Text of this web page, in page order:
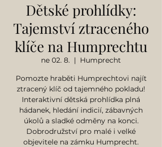
Dětské prohlídky:
Tajemství ztraceného
klíče na Humprechtu
ne 02. 8.
  |
Humprecht
Pomozte hraběti Humprechtovi najít
ztracený klíč od tajemného pokladu!
Interaktivní dětská prohlídka plná
hádanek, hledání indicií, zábavných
úkolů a sladké odměny na konci.
Dobrodružství pro malé i velké
objevitele na zámku Humprecht.